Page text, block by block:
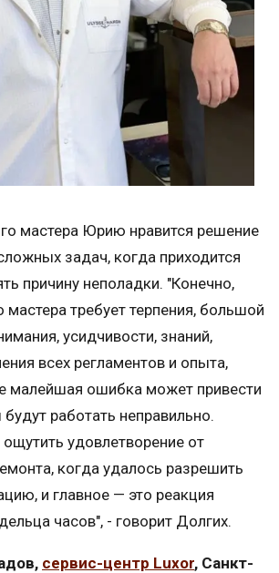
мастера Юрию нравится решение
задач, когда приходится
причину неполадки. "Конечно,
мастера требует терпения, большой
усидчивости, знаний,
всех регламентов и опыта,
малейшая ошибка может привести
работать неправильно.
удовлетворение от
когда удалось разрешить
и главное — это реакция
часов", - говорит Долгих.
сервис-центр Luxor, Санкт-